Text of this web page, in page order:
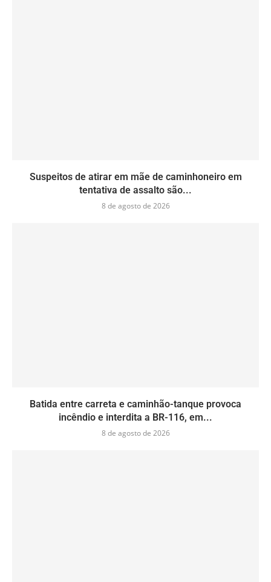
Suspeitos de atirar em mãe de caminhoneiro em
tentativa de assalto são...
8 de agosto de 2026
Batida entre carreta e caminhão-tanque provoca
incêndio e interdita a BR-116, em...
8 de agosto de 2026